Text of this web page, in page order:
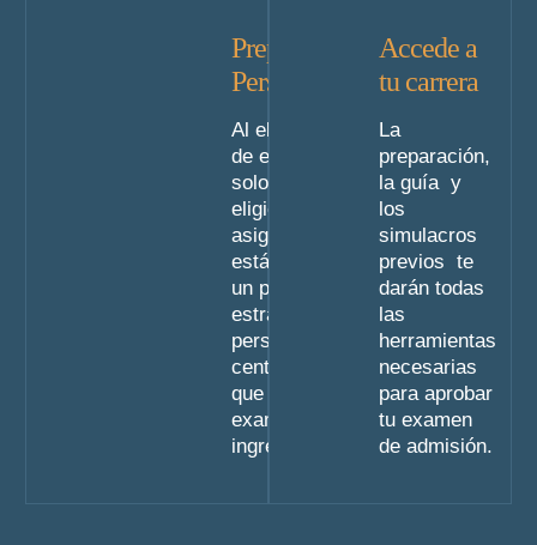
Preparación
Personalizada
Al elegir el plan
de estudio no
solo estas
eligiendo unas
asignaturas
estás eligiendo
un punto de
estrada y una
perspectiva
centrada en lo
que será tu
examen de
ingreso.
Accede a
tu carrera
La
preparación,
la guía y
los
simulacros
previos te
darán todas
las
herramientas
necesarias
para aprobar
tu examen
de admisión.